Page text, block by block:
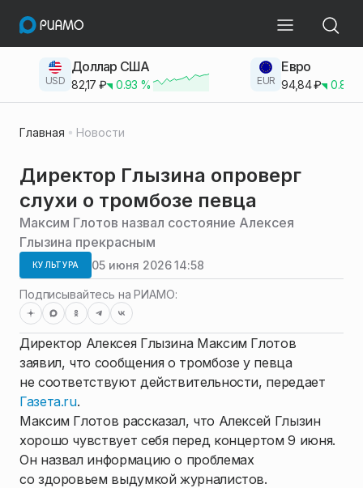
USD
Доллар США
82,17 ₽ 0.93 % EUR
Евро
94,84₽ 0.83
Главная Новости
Директор Глызина опроверг
слухи о тромбозе певца
Максим Глотов назвал состояние Алексея
Глызина прекрасным
КУЛЬТУРА 05 июня 2026 14:58
Подписывайтесь на РИАМО:
Директор Алексея Глызина Максим Глотов
заявил, что сообщения о тромбозе у певца
не соответствуют действительности, передает
Газета.ru.
Максим Глотов рассказал, что Алексей Глызин
хорошо чувствует себя перед концертом 9 июня.
Он назвал информацию о проблемах
со здоровьем выдумкой журналистов.